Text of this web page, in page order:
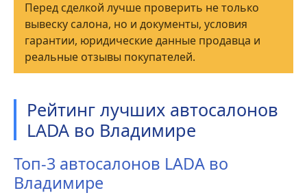
Перед сделкой лучше проверить не только
вывеску салона, но и документы, условия
гарантии, юридические данные продавца и
реальные отзывы покупателей.
Рейтинг лучших автосалонов
LADA во Владимире
Топ-3 автосалонов LADA во
Владимире